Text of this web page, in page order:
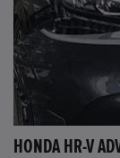
HONDA HR-V